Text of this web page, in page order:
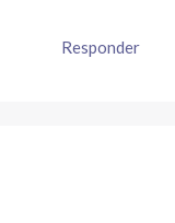
Responder